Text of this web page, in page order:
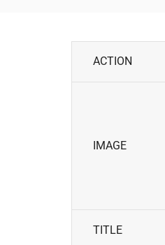
ACTION
IMAGE
TITLE